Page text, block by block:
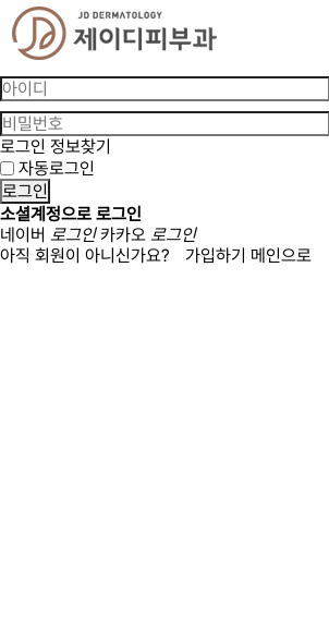
로그인 정보찾기
자동로그인
로그인
소셜계정으로 로그인
네이버 로그인 카카오 로그인
아직 회원이 아니신가요? 가입하기 메인으로